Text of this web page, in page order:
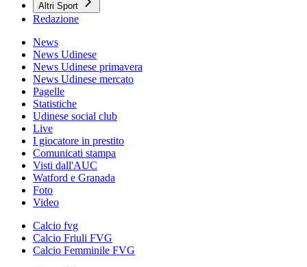
Altri Sport
Redazione
News
News Udinese
News Udinese primavera
News Udinese mercato
Pagelle
Statistiche
Udinese social club
Live
I giocatore in prestito
Comunicati stampa
Visti dall'AUC
Watford e Granada
Foto
Video
Calcio fvg
Calcio Friuli FVG
Calcio Femminile FVG